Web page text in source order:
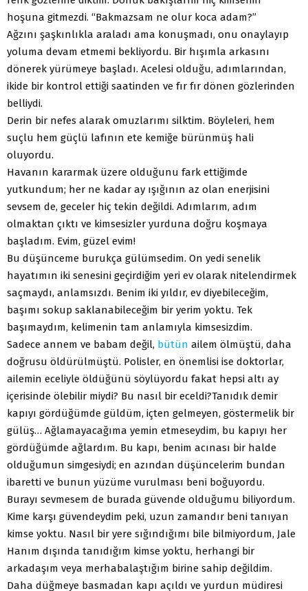
hoşuna gitmezdi. “Bakmazsam ne olur koca adam?”
Ağzını şaşkınlıkla araladı ama konuşmadı, onu onaylayıp
yoluma devam etmemi bekliyordu. Bir hışımla arkasını
dönerek yürümeye başladı. Acelesi olduğu, adımlarından,
ikide bir kontrol ettiği saatinden ve fır fır dönen gözlerinden
belliydi.
Derin bir nefes alarak omuzlarımı silktim. Böyleleri, hem
suçlu hem güçlü lafının ete kemiğe bürünmüş hali
oluyordu.
Havanın kararmak üzere olduğunu fark ettiğimde
yutkundum; her ne kadar ay ışığının az olan enerjisini
sevsem de, geceler hiç tekin değildi. Adımlarım, adım
olmaktan çıktı ve kimsesizler yurduna doğru koşmaya
başladım. Evim, güzel evim!
Bu düşünceme burukça gülümsedim. On yedi senelik
hayatımın iki senesini geçirdiğim yeri ev olarak nitelendirmek
saçmaydı, anlamsızdı. Benim iki yıldır, ev diyebileceğim,
başımı sokup saklanabileceğim bir yerim yoktu. Tek
başımaydım, kelimenin tam anlamıyla kimsesizdim.
Sadece annem ve babam değil, bütün ailem ölmüştü, daha
doğrusu öldürülmüştü. Polisler, en önemlisi ise doktorlar,
ailemin eceliyle öldüğünü söylüyordu fakat hepsi altı ay
içerisinde ölebilir miydi? Bu nasıl bir eceldi?Tanıdık demir
kapıyı gördüğümde güldüm, içten gelmeyen, göstermelik bir
gülüş… Ağlamayacağıma yemin etmeseydim, bu kapıyı her
gördüğümde ağlardım. Bu kapı, benim acınası bir halde
olduğumun simgesiydi; en azından düşüncelerim bundan
ibaretti ve bunun yüzüme vurulması beni boğuyordu.
Burayı sevmesem de burada güvende olduğumu biliyordum.
Kime karşı güvendeydim peki, uzun zamandır beni tanıyan
kimse yoktu. Nasıl bir yere sığındığımı bile bilmiyordum, Jale
Hanım dışında tanıdığım kimse yoktu, herhangi bir
arkadaşım veya merhabalaştığım birine sahip değildim.
Daha düğmeye basmadan kapı açıldı ve yurdun müdiresi